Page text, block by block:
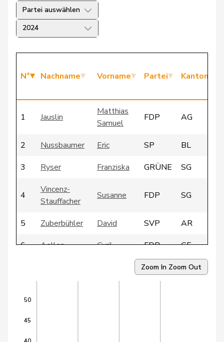
Partei auswählen
2024
N° Nachname Vorname Partei Kanton
1 Jauslin
Matthias
Samuel
FDP AG
2 Nussbaumer Eric SP
BL
3
Ryser Franziska GRÜNE SG
4
Vincenz-
Stauffacher
Susanne FDP SG
5 Zuberbühler David SVP
AR
6
Aellen Cyril FDP
GE
Mitte
SZ
Zoom In Zoom Out
45
50